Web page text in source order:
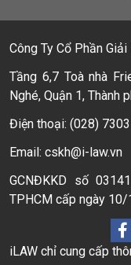
Công Ty Cổ Phần
Tầng 6,7 Toà nhà
Nghé, Quận 1, Thành
Điện thoại: (028)
Email: cskh@i-law.vn
GCNĐKKD số
TPHCM cấp ngày
iLAW chỉ cung cấp